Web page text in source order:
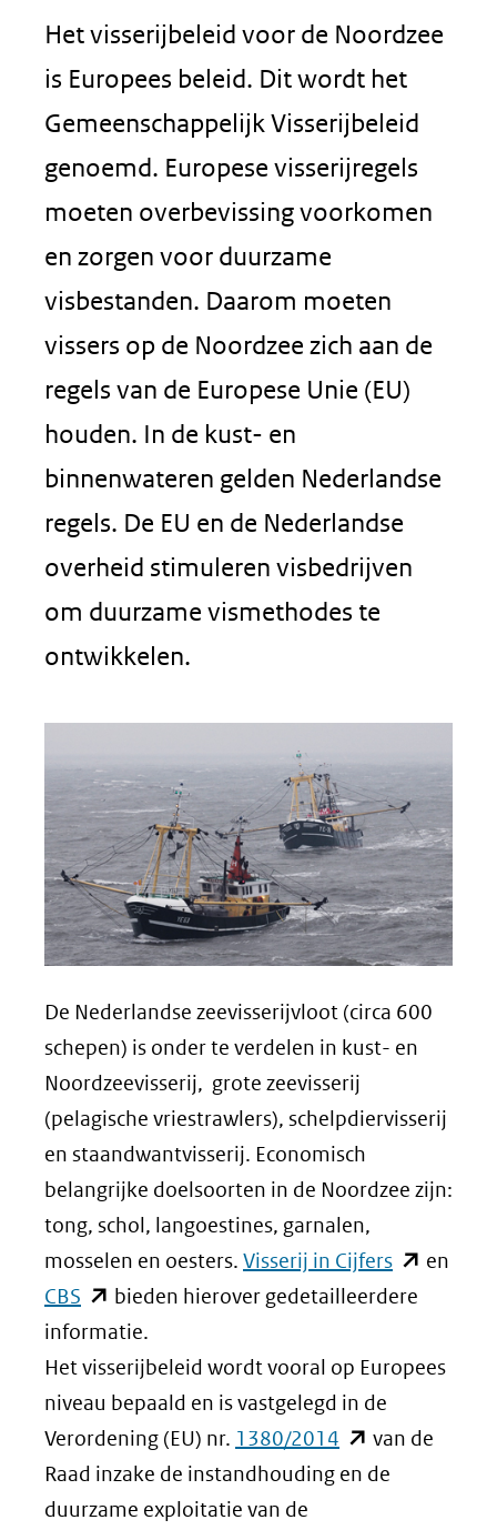
Het visserijbeleid voor de Noordzee
is Europees beleid. Dit wordt het
Gemeenschappelijk Visserijbeleid
genoemd. Europese visserijregels
moeten overbevissing voorkomen
en zorgen voor duurzame
visbestanden. Daarom moeten
vissers op de Noordzee zich aan de
regels van de Europese Unie (EU)
houden. In de kust- en
binnenwateren gelden Nederlandse
regels. De EU en de Nederlandse
overheid stimuleren visbedrijven
om duurzame vismethodes te
ontwikkelen.
De Nederlandse zeevisserijvloot (circa 600
schepen) is onder te verdelen in kust- en
Noordzeevisserij, grote zeevisserij
(pelagische vriestrawlers), schelpdiervisserij
en staandwantvisserij. Economisch
belangrijke doelsoorten in de Noordzee zijn:
tong, schol, langoestines, garnalen,
mosselen en oesters. Visserij in Cijfers(opent
in
venster)
naar
en
CBS (opent
in
nieuw
venster)
(verwijst
naar
een
bieden hierover gedetailleerdere
informatie.
Het visserijbeleid wordt vooral op Europees
niveau bepaald en is vastgelegd in de
Verordening (EU) nr. 1380/2014 (opent
in
van de
Raad inzake de instandhouding en de
duurzame exploitatie van de